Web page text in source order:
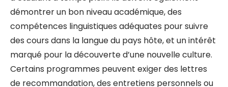
démontrer un bon niveau académique, des
compétences linguistiques adéquates pour suivre
des cours dans la langue du pays hôte, et un intérêt
marqué pour la découverte d’une nouvelle culture.
Certains programmes peuvent exiger des lettres
de recommandation, des entretiens personnels ou